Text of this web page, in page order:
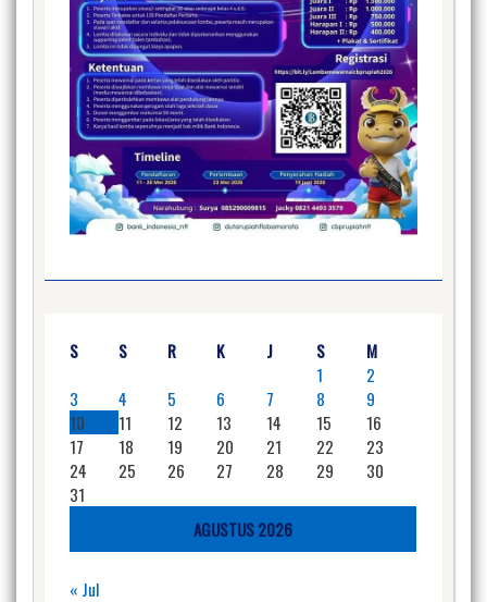
AGUSTUS 2026
S S R K J S
M
1
2
3
4 5 6 7 8
9
10
11 12 13 14 15
16
17
18 19 20 21 22
23
24
25 26 27 28 29
30
31
« Jul